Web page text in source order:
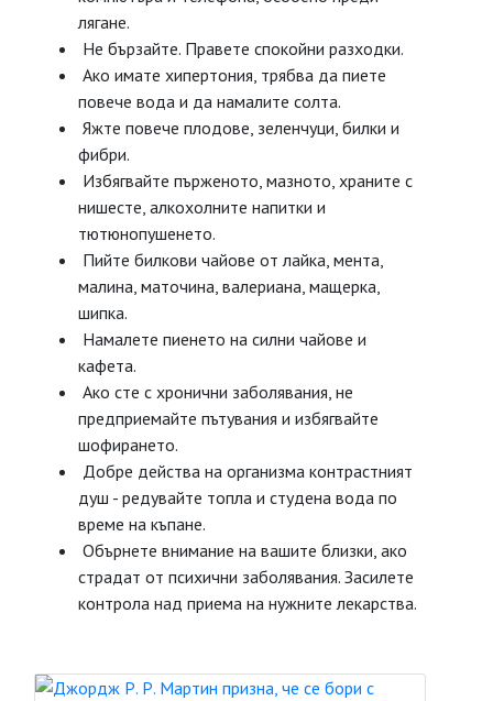
лягане.
Не бързайте. Правете спокойни разходки.
Ако имате хипертония, трябва да пиете
повече вода и да намалите солта.
Яжте повече плодове, зеленчуци, билки и
фибри.
Избягвайте пърженото, мазното, храните с
нишесте, алкохолните напитки и
тютюнопушенето.
Пийте билкови чайове от лайка, мента,
малина, маточина, валериана, мащерка,
шипка.
Намалете пиенето на силни чайове и
кафета.
Ако сте с хронични заболявания, не
предприемайте пътувания и избягвайте
шофирането.
Добре действа на организма контрастният
душ - редувайте топла и студена вода по
време на къпане.
Обърнете внимание на вашите близки, ако
страдат от психични заболявания. Засилете
контрола над приема на нужните лекарства.